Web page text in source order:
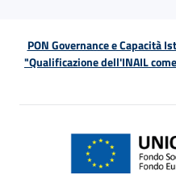
PON Governance e Capacità
"Qualificazione dell'INAIL